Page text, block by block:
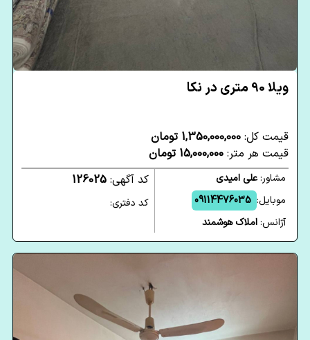
ویلا 90 متری در نکا
قیمت کل: 1,350,000,000 تومان
قیمت هر متر: 15,000,000 تومان
مشاور:علی امیدی
موبایل: 09114476035
آژانس:املاک هوشمند
کد آگهی: 126025
کد دفتری: